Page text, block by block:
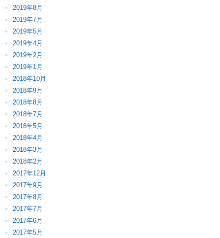
2019年8月
2019年7月
2019年5月
2019年4月
2019年2月
2019年1月
2018年10月
2018年9月
2018年8月
2018年7月
2018年5月
2018年4月
2018年3月
2018年2月
2017年12月
2017年9月
2017年8月
2017年7月
2017年6月
2017年5月